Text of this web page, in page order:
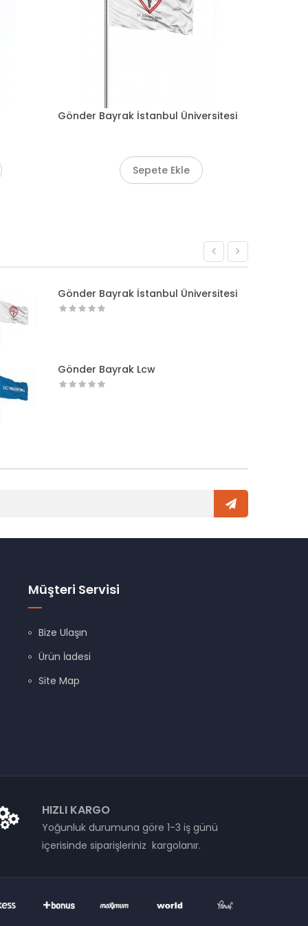
Gönder Bayrak İstanbul Üniversitesi
Sepete Ekle
Gönder Bayrak İstanbul Üniversitesi
Gönder Bayrak Lcw
Müşteri Servisi
Bize Ulaşın
Ürün İadesi
Site Map
HIZLI KARGO
Yoğunluk durumuna göre 1-3 iş günü
içerisinde siparişleriniz kargolanır.